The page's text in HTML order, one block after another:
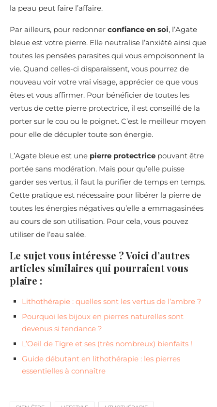
la peau peut faire l’affaire.
Par ailleurs, pour redonner confiance en soi, l’Agate
bleue est votre pierre. Elle neutralise l’anxiété ainsi que
toutes les pensées parasites qui vous empoisonnent la
vie. Quand celles-ci disparaissent, vous pourrez de
nouveau voir votre vrai visage, apprécier ce que vous
êtes et vous affirmer. Pour bénéficier de toutes les
vertus de cette pierre protectrice, il est conseillé de la
porter sur le cou ou le poignet. C’est le meilleur moyen
pour elle de décupler toute son énergie.
L’Agate bleue est une pierre protectrice pouvant être
portée sans modération. Mais pour qu’elle puisse
garder ses vertus, il faut la purifier de temps en temps.
Cette pratique est nécessaire pour libérer la pierre de
toutes les énergies négatives qu’elle a emmagasinées
au cours de son utilisation. Pour cela, vous pouvez
utiliser de l’eau salée.
Le sujet vous intéresse ? Voici d’autres
articles similaires qui pourraient vous
plaire :
Lithothérapie : quelles sont les vertus de l’ambre ?
Pourquoi les bijoux en pierres naturelles sont
devenus si tendance ?
L’Oeil de Tigre et ses (très nombreux) bienfaits !
Guide débutant en lithothérapie : les pierres
essentielles à connaître